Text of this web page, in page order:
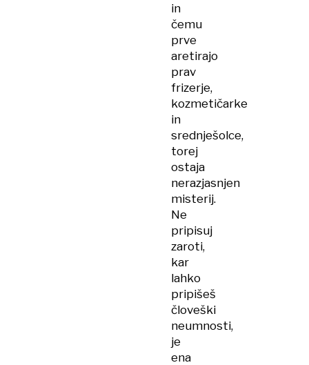
in
čemu
prve
aretirajo
prav
frizerje,
kozmetičarke
in
srednješolce,
torej
ostaja
nerazjasnjen
misterij.
Ne
pripisuj
zaroti,
kar
lahko
pripišeš
človeški
neumnosti,
je
ena